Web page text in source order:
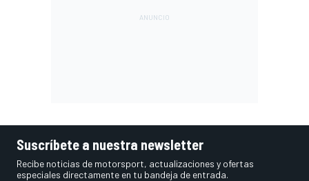
Suscríbete a nuestra newsletter
Recibe noticias de motorsport, actualizaciones y ofertas
especiales directamente en tu bandeja de entrada.